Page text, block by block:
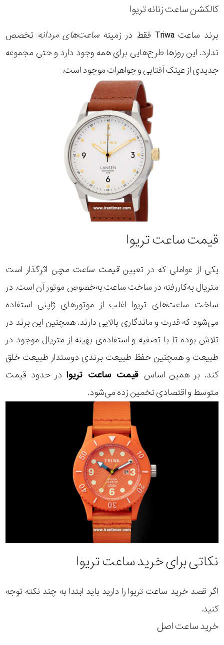
کالکشن ساعت زنانه تریوا
برند ساعت Triwa فقط در زمینه ساعت‌های مردانه تخصص
ندارد. این روزها طرح‌هایی برای همه وجود دارد و حتی مجموعه
جدیدی از عینک آفتابی و جواهرات موجود است.
قیمت ساعت تریوا
یکی از عواملی که در تعیین قیمت ساعت مچی اثرگذار است
متریال به‌کاررفته در ساخت ساعت به‌خصوص موتور آن است. در
ساخت ساعت‌های تریوا اغلب از موتورهای ژاپنی استفاده
می‌شود که قدرت و ماندگاری بالایی دارند. همچنین این برند در
تلاش بوده تا با تصفیه و استفاده‌ی بهینه از متریال موجود در
طبیعت و همچنین حفظ طبیعت برندی دوستدار طبیعت خلق
کند. بر همین اساس قیمت ساعت تریوا در حدود قیمت
متوسط و اقتصادی تخمین زده می‌شود.
نکاتی برای خرید ساعت تریوا
اگر قصد خرید ساعت تریوا را دارید باید ابتدا به چند نکته توجه
کنید.
خرید ساعت اصل